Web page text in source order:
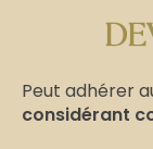
Peut adhérer
considérant